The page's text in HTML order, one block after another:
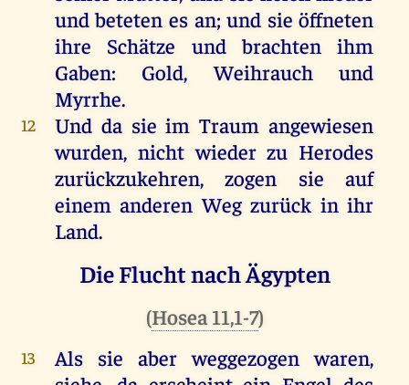
und beteten es an;und sie öffneten
ihre
Schätze und brachten ihm
Gaben: Gold,Weihrauch
und
Myrrhe.
12 Und da sie im Traum angewiesen
wurden, nicht wieder zu Herodes
zurückzukehren,zogen sie
auf
einem anderen Weg zurück in ihr
Land.
Die Flucht nach Ägypten
(Hosea 11,1-7)
13 Als sie aber weggezogenwaren,